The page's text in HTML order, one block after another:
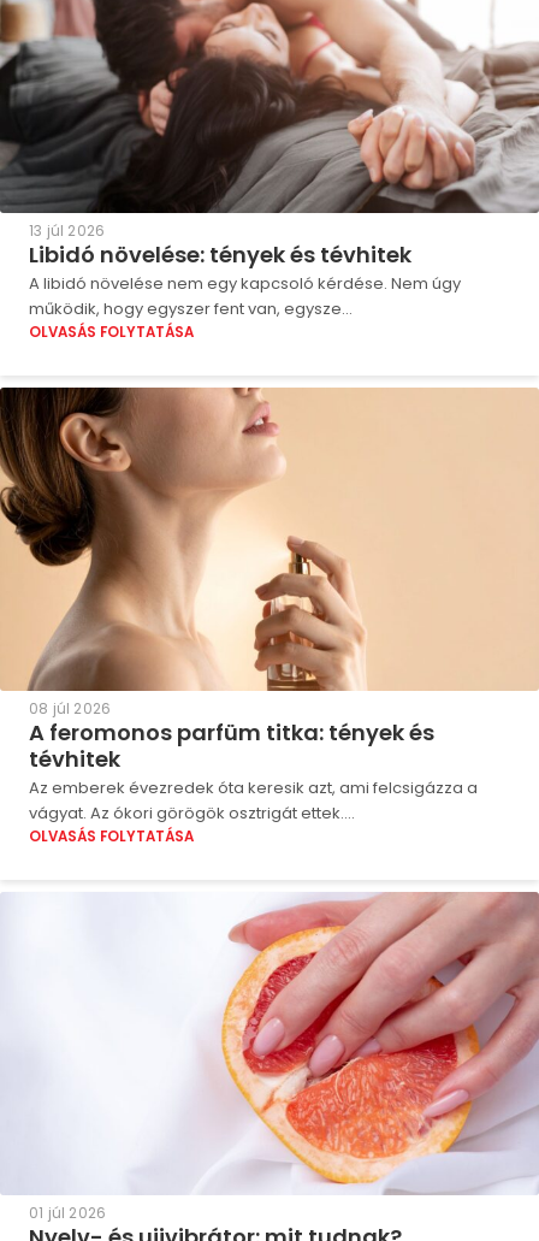
13 júl 2026
Libidó növelése: tények és tévhitek
A libidó növelése nem egy kapcsoló kérdése. Nem úgy
működik, hogy egyszer fent van, egysze...
OLVASÁS FOLYTATÁSA
08 júl 2026
A feromonos parfüm titka: tények és
tévhitek
Az emberek évezredek óta keresik azt, ami felcsigázza a
vágyat. Az ókori görögök osztrigát ettek....
OLVASÁS FOLYTATÁSA
01 júl 2026